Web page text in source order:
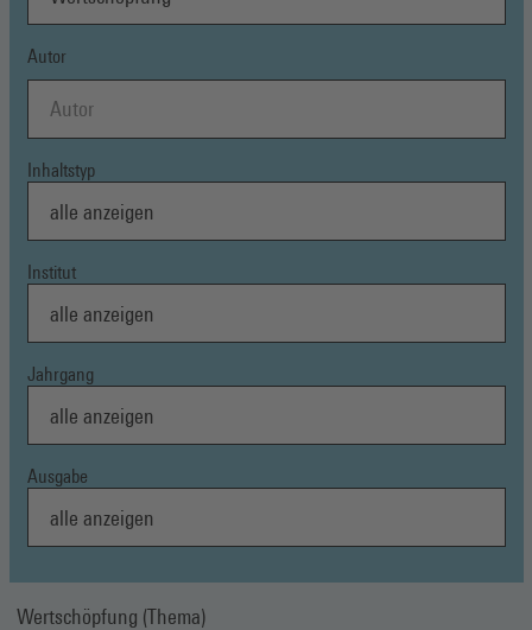
Autor
Inhaltstyp
Institut
Jahrgang
Ausgabe
Wertschöpfung (Thema)